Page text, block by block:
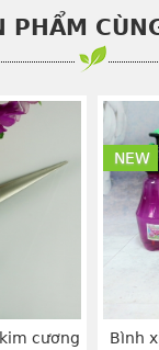
PHẨM
cương
Bình
NEW